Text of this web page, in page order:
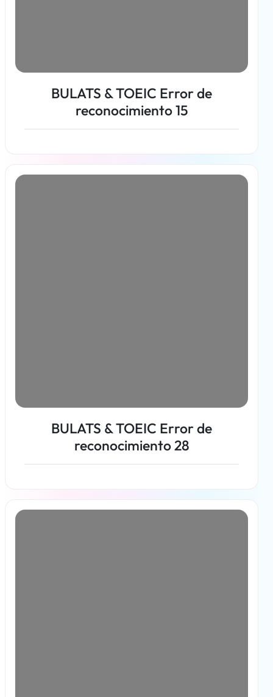
BULATS & TOEIC Error de
reconocimiento 15
Más información
BULATS & TOEIC Error de
reconocimiento 28
Más información